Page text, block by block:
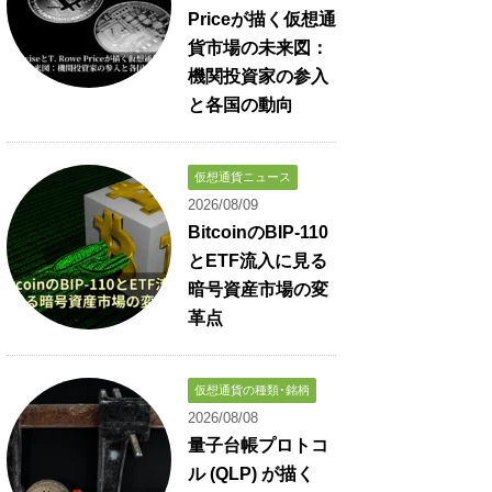
Priceが描く仮想通
貨市場の未来図：
機関投資家の参入
と各国の動向
仮想通貨ニュース
2026/08/09
BitcoinのBIP-110
とETF流入に見る
暗号資産市場の変
革点
仮想通貨の種類･銘柄
2026/08/08
量子台帳プロトコ
ル (QLP) が描く